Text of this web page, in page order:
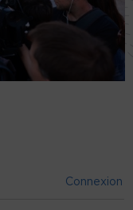
Connexion